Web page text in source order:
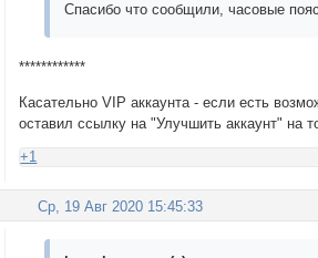
Спасибо что сообщили, часовые
************
Касательно VIP аккаунта - если есть
оставил ссылку на "Улучшить аккаунт" на
+1
Ср, 19 Авг 2020 15:45:33